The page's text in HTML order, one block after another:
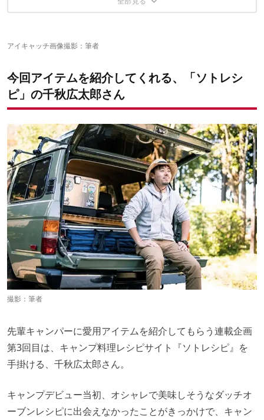
ノルディスク「ヴォス14」
ペレグリン・ファニチャー「トータス スタンド」
【＋αのお気に入りギア】ひとめぼれした30年モノの
トヨタ「ランドクルーザー60」
キャンプ料理が断然ラクになる試みを始めました
この記事が気にいったあなたに、オススメの3記事
アイキャッチ画像撮影：筆者
今回アイテムを紹介してくれる、「ソトレシ
ピ」の千秋広太郎さん
撮影：筆者
先輩キャンパーに愛用アイテムを紹介してもらう連載企画
第3回目は、キャンプ料理レシピサイト『ソトレシピ』を
手掛ける、千秋広太郎さん。
キャンプデビュー当初、オシャレで美味しそうなダッチオ
ーブンレシピに出会えなかったことがきっかけで、キャン